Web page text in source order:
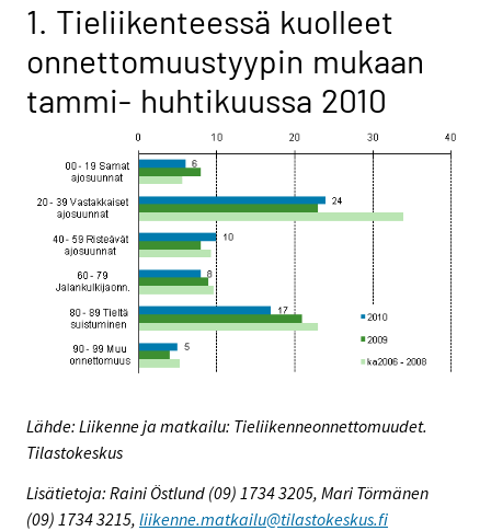
1. Tieliikenteessä kuolleet
onnettomuustyypin mukaan
tammi- huhtikuussa 2010
Lähde: Liikenne ja matkailu: Tieliikenneonnettomuudet.
Tilastokeskus
Lisätietoja: Raini Östlund (09) 1734 3205, Mari Törmänen
(09) 1734 3215, liikenne.matkailu@tilastokeskus.fi